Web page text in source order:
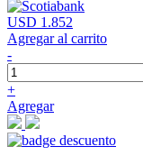
USD 1.852
Agregar al carrito
-
+
Agregar